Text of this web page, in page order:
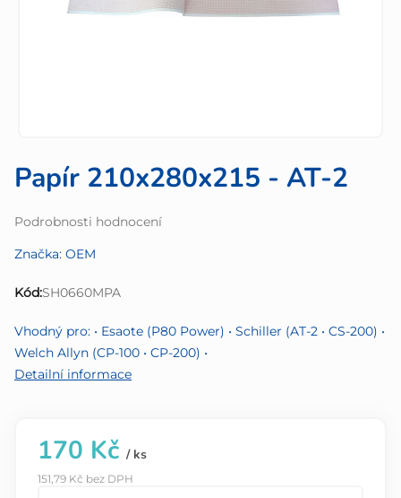
Papír 210x280x215 - AT-2
Průměrné
produktu
0,0
hvězdiček.
Podrobnosti hodnocení
Značka: OEM
Kód:SH0660MPA
Vhodný pro: • Esaote (P80 Power) • Schiller (AT-2 • CS-200) •
Welch Allyn (CP-100 • CP-200) •
Detailní informace
170 Kč / ks
151,79 Kč bez DPH